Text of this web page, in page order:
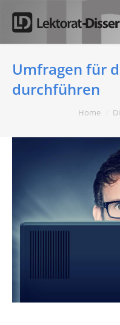
Umfragen für
durchführen
Home